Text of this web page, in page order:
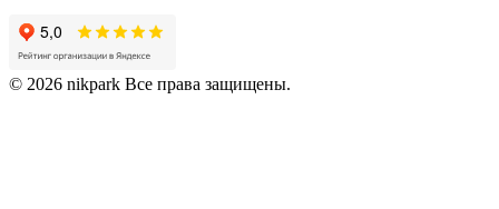
© 2026 nikpark Все права защищены.